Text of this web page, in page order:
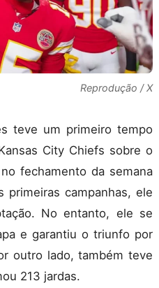
Reprodução / X
teve um primeiro tempo
City Chiefs sobre o
fechamento da semana
primeiras campanhas, ele
No entanto, ele se
e garantiu o triunfo por
outro lado, também teve
213 jardas.